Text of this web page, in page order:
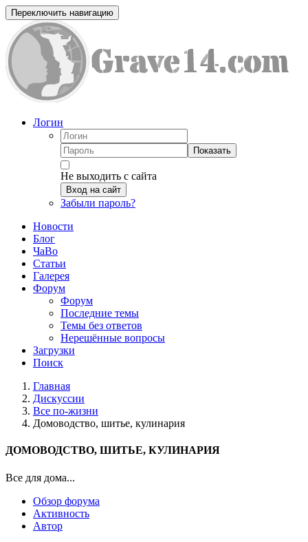
Переключить навигацию
Логин
Показать
Не выходить с сайта
Вход на сайт
Забыли пароль?
Новости
Блог
ЧаВо
Статьи
Галерея
Форум
Форум
Последние темы
Темы без ответов
Нерешённые вопросы
Загрузки
Поиск
Главная
Дискуссии
Все по-жизни
Домоводство, шитье, кулинария
ДОМОВОДСТВО, ШИТЬЕ, КУЛИНАРИЯ
Все для дома...
Обзор форума
Активность
Автор